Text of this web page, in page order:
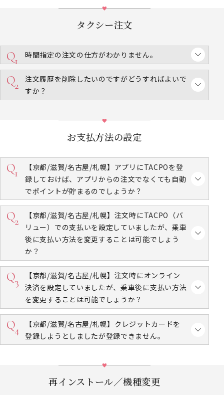
タクシー注文
時間指定の注文の仕方がわかりません。
注文履歴を削除したいのですがどうすればよいで
すか？
お支払方法の設定
【京都/滋賀/名古屋/札幌】アプリにTACPOを登
録しておけば、アプリからの注文でなくても自動
でポイントが貯まるのでしょうか？
【京都/滋賀/名古屋/札幌】注文時にTACPO（バ
リュー）での支払いを設定していましたが、乗車
後に支払い方法を変更することは可能でしょう
か？
【京都/滋賀/名古屋/札幌】注文時にオンライン
決済を設定していましたが、乗車後に支払い方法
を変更することは可能でしょうか？
【京都/滋賀/名古屋/札幌】 クレジットカードを
登録しようとしましたが登録できません。
再インストール／機種変更